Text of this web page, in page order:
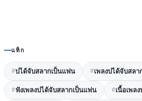
แท็ก
#บ่ได้จับสลากเป็นแฟน #เพลงบ่ได้จับสล
#ฟังเพลงบ่ได้จับสลากเป็นแฟน #เนื้อเพล